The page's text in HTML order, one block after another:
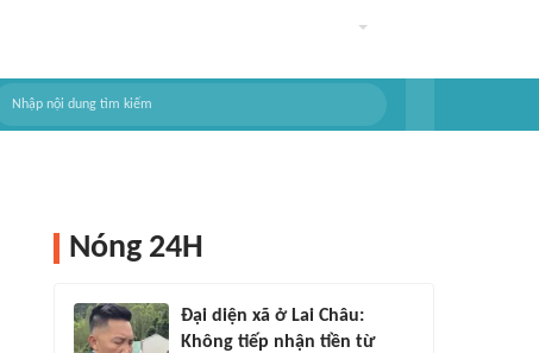
Nóng 24H
Đại diện xã ở Lai Châu:
Không tiếp nhận tiền từ